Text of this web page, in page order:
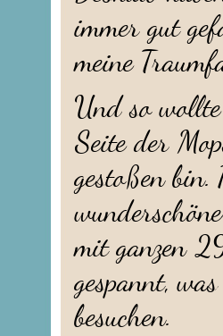
immer gut
meine
Und so
Seite der
gestoßen
mit ganzen
gespannt,
besuchen.